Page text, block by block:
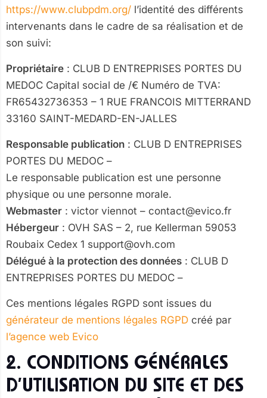
https://www.clubpdm.org/ l’identité des différents
intervenants dans le cadre de sa réalisation et de
son suivi:
Propriétaire : CLUB D ENTREPRISES PORTES DU
MEDOC Capital social de /€ Numéro de TVA:
FR65432736353 – 1 RUE FRANCOIS MITTERRAND
33160 SAINT-MEDARD-EN-JALLES
Responsable publication : CLUB D ENTREPRISES
PORTES DU MEDOC –
Le responsable publication est une personne
physique ou une personne morale.
Webmaster : victor viennot – contact@evico.fr
Hébergeur : OVH SAS – 2, rue Kellerman 59053
Roubaix Cedex 1 support@ovh.com
Délégué à la protection des données : CLUB D
ENTREPRISES PORTES DU MEDOC –
Ces mentions légales RGPD sont issues du
générateur de mentions légales RGPD créé par
l’agence web Evico
2. CONDITIONS GÉNÉRALES
D’UTILISATION DU SITE ET DES